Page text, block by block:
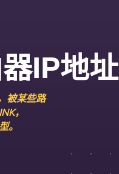
IP地址
被某些路
，
。